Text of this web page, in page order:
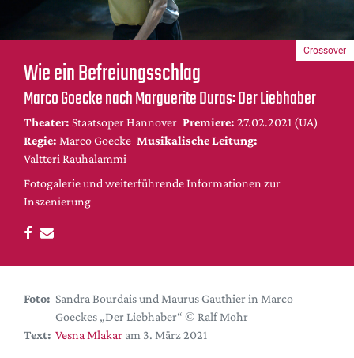
Bühnenwelt
Festivals & Veranstaltungen
Menschen & Theater
Themen
Internationales
Nachrufe
Medientipps
DdB-map
Kalender
Premierensuche
Festival-Planer
Hefte
Alle Hefte
Leseproben
Wie ein Befreiungsschlag
Marco Goecke nach Marguerite Duras: Der Liebhaber
Theater: Staatsoper Hannover Premiere: 27.02.2021 (UA)
Regie: Marco Goecke Musikalische Leitung:
Valtteri Rauhalammi
Fotogalerie und weiterführende Informationen zur
Inszenierung
Crossover
Foto: Sandra Bourdais und Maurus Gauthier in Marco
Goeckes „Der Liebhaber“ © Ralf Mohr
Text: Vesna Mlakar am 3. März 2021